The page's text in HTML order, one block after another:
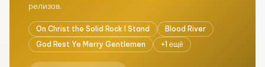
релизов.
On Christ the Solid Rock I Stand
Blood River
God Rest Ye Merry Gentlemen
+1 ещё